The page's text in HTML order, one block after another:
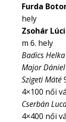
Furda
hely
Zsohár
m 6. hely
Badics Helka
Major Dániel
Szigeti Máté
4×100 női
Cserbán
4×400 női